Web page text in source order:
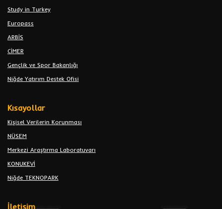
Study in Turkey
Europass
ARBİS
CİMER
Gençlik ve Spor Bakanlığı
Niğde Yatırım Destek Ofisi
Kısayollar
Kişisel Verilerin Korunması
NÜSEM
Merkezi Araştırma Laboratuvarı
KONUKEVİ
Niğde TEKNOPARK
İletişim